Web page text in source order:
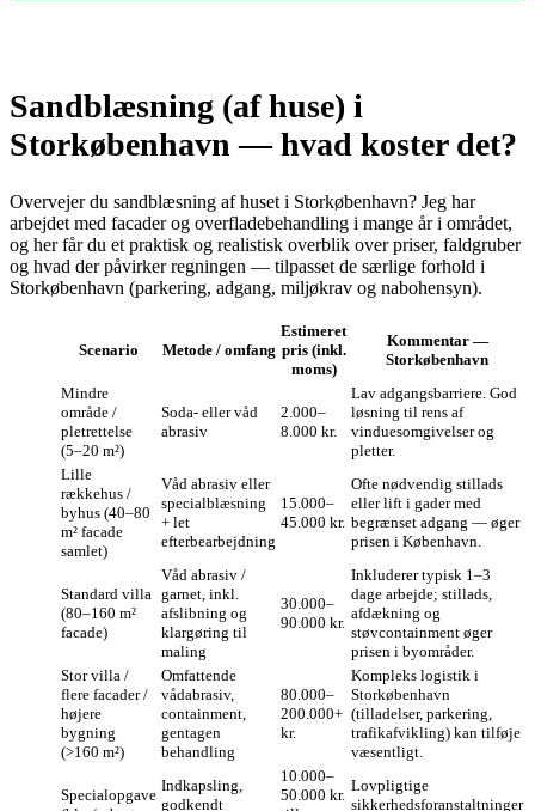
Sandblæsning (af huse) i
Storkøbenhavn — hvad koster det?
Overvejer du sandblæsning af huset i Storkøbenhavn? Jeg har
arbejdet med facader og overfladebehandling i mange år i området,
og her får du et praktisk og realistisk overblik over priser, faldgruber
og hvad der påvirker regningen — tilpasset de særlige forhold i
Storkøbenhavn (parkering, adgang, miljøkrav og nabohensyn).
Scenario Metode / omfang
Estimeret
pris (inkl.
moms)
Kommentar —
Storkøbenhavn
Mindre
område /
pletrettelse
(5–20 m²)
Soda- eller våd
abrasiv
2.000–
8.000 kr.
Lav adgangsbarriere. God
løsning til rens af
vinduesomgivelser og
pletter.
Lille
rækkehus /
byhus (40–80
m² facade
samlet)
Våd abrasiv eller
specialblæsning
+ let
efterbearbejdning
15.000–
45.000 kr.
Ofte nødvendig stillads
eller lift i gader med
begrænset adgang — øger
prisen i København.
Standard villa
(80–160 m²
facade)
Våd abrasiv /
garnet, inkl.
afslibning og
klargøring til
maling
30.000–
90.000 kr.
Inkluderer typisk 1–3
dage arbejde; stillads,
afdækning og
støvcontainment øger
prisen i byområder.
Stor villa /
flere facader /
højere
bygning
(>160 m²)
Omfattende
vådabrasiv,
containment,
gentagen
behandling
80.000–
200.000+
kr.
Kompleks logistik i
Storkøbenhavn
(tilladelser, parkering,
trafikafvikling) kan tilføje
væsentligt.
Specialopgave
Indkapsling,
godkendt
10.000–
50.000 kr.
Lovpligtige
sikkerhedsforanstaltninger